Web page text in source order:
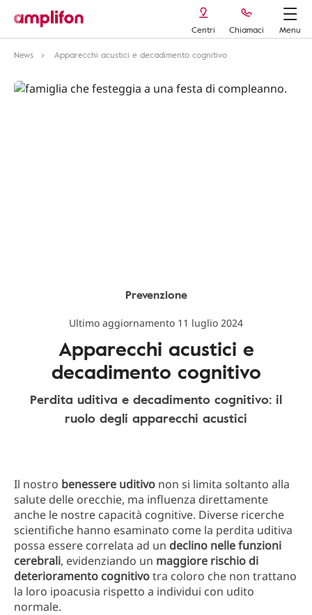
Centri Chiamaci
Menu
News
Apparecchi acustici e decadimento cognitivo
Prevenzione
Ultimo aggiornamento 11 luglio 2024
Apparecchi acustici e
decadimento cognitivo
Perdita uditiva e decadimento cognitivo: il
ruolo degli apparecchi acustici
Il nostro benessere uditivo non si limita soltanto alla
salute delle orecchie, ma influenza direttamente
anche le nostre capacità cognitive. Diverse ricerche
scientifiche hanno esaminato come la perdita uditiva
possa essere correlata ad un declino nelle funzioni
cerebrali, evidenziando un maggiore rischio di
deterioramento cognitivotra coloro che non trattano
la loro ipoacusia rispetto a individui con udito
normale.